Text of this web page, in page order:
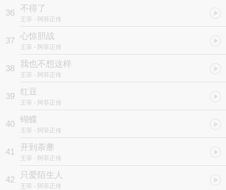
36 不得了
王菲 - 阿菲正传
37 心惊胆战
王菲 - 阿菲正传
38 我也不想这样
王菲 - 阿菲正传
39 红豆
王菲 - 阿菲正传
40 蝴蝶
王菲 - 阿菲正传
41 开到荼蘼
王菲 - 阿菲正传
42 只爱陌生人
王菲 - 阿菲正传